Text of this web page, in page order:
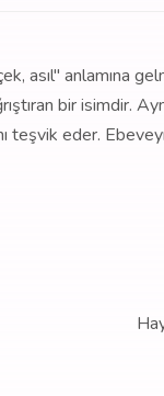
asıl" anlamına
bir isimdir.
teşvik eder.